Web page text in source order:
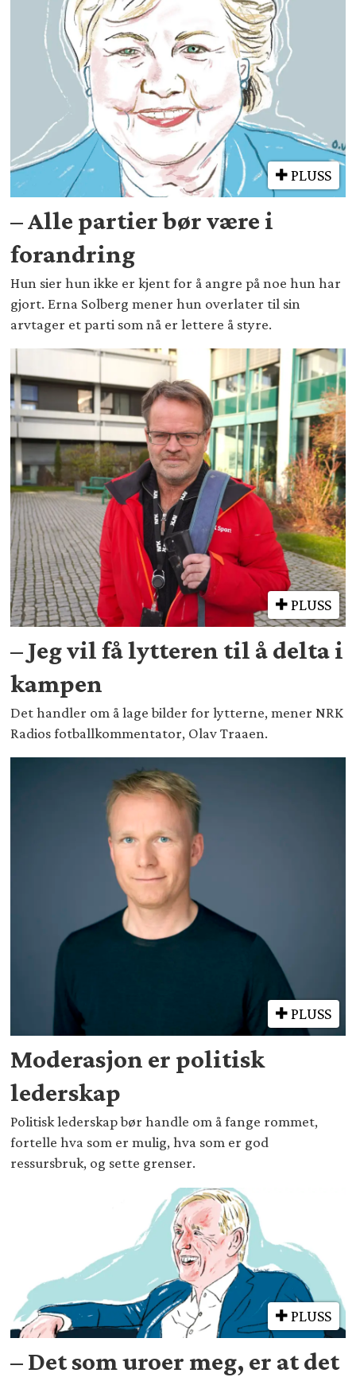
PLUSS
– Alle partier bør være i
forandring
Hun sier hun ikke er kjent for å angre på noe hun har
gjort. Erna Solberg mener hun overlater til sin
arvtager et parti som nå er lettere å styre.
PLUSS
– Jeg vil få lytteren til å delta i
kampen
Det handler om å lage bilder for lytterne, mener NRK
Radios fotballkommentator, Olav Traaen.
PLUSS
Moderasjon er politisk
lederskap
Politisk lederskap bør handle om å fange rommet,
fortelle hva som er mulig, hva som er god
ressursbruk, og sette grenser.
PLUSS
– Det som uroer meg, er at det